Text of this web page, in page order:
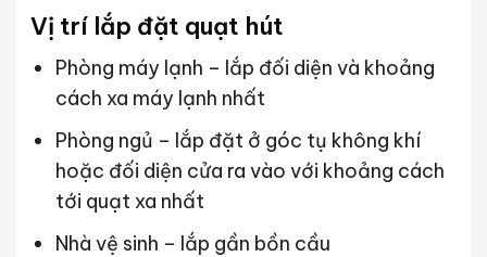
Vị trí lắp đặt quạt hút
Phòng máy lạnh – lắp đối diện và khoảng
cách xa máy lạnh nhất
Phòng ngủ – lắp đặt ở góc tụ không khí
hoặc đối diện cửa ra vào với khoảng cách
tới quạt xa nhất
Nhà vệ sinh – lắp gần bồn cầu